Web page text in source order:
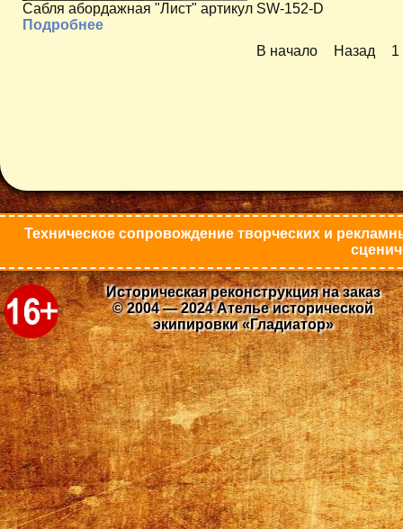
Сабля абордажная "Лист" артикул SW-152-D
Подробнее
В начало
Назад 1
Техническое сопровождение творческих и
Историческая реконструкция на заказ
© 2004 — 2024 Ателье исторической
экипировки «Гладиатор»